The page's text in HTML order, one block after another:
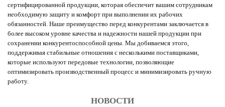
сертифицированной продукции, которая обеспечит вашим сотрудникам
необходимую защиту и комфорт при выполнении их рабочих
обязанностей. Наше преимущество перед конкурентами заключается в
более высоком уровне качества и надежности нашей продукции при
сохранении конкурентоспособной цены. Мы добиваемся этого,
поддерживая стабильные отношения с несколькими поставщиками,
которые используют передовые технологии, позволяющие
оптимизировать производственный процесс и минимизировать ручную
работу.
НОВОСТИ